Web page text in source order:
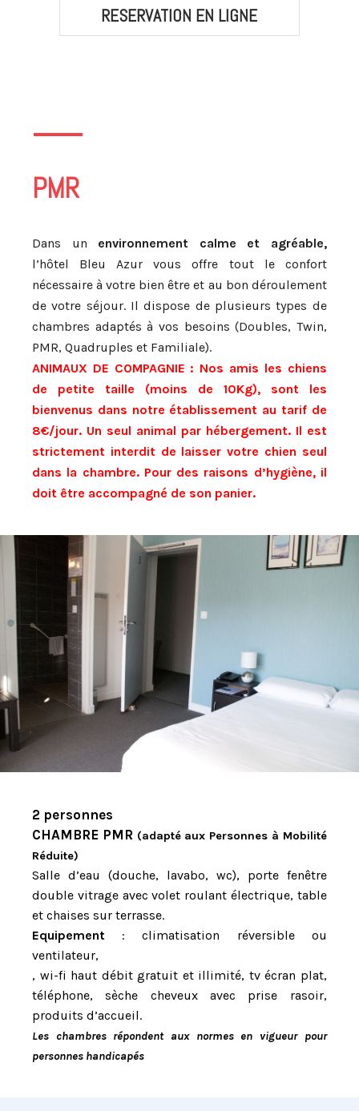
RESERVATION EN LIGNE
PMR
Dans un environnement calme et agréable,
l’hôtel Bleu Azur vous offre tout le confort
nécessaire à votre bien être et au bon déroulement
de votre séjour.Il dispose de plusieurs types de
chambres adaptés à vos besoins (Doubles, Twin,
PMR, Quadruples et Familiale).
ANIMAUX DE COMPAGNIE : Nos amis les chiens
de petite taille (moins de 10Kg), sont les
bienvenus dans notre établissement au tarif de
8€/jour. Un seul animal par hébergement. Il est
strictement interdit de laisser votre chien seul
dans la chambre. Pour des raisons d’hygiène, il
doit être accompagné de son panier.
2 personnes
CHAMBRE PMR (adapté aux Personnes à Mobilité
Réduite)
Salle d’eau (douche, lavabo, wc), porte fenêtre
double vitrage avec volet roulant électrique, table
et chaises sur terrasse.
Equipement : climatisation réversible ou
ventilateur,
, wi-fi haut débit gratuit et illimité, tv écran plat,
téléphone, sèche cheveux avec prise rasoir,
produits d’accueil.
Les chambres répondent aux normes en vigueur pour
personnes handicapés